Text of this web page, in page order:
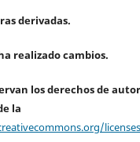
derivadas.
realizado cambios.
los derechos de
la